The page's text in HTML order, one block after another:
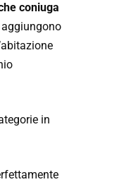
coniuga
in